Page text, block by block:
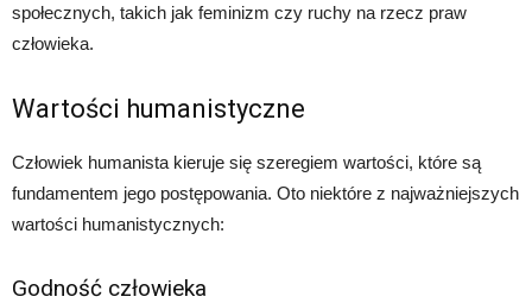
społecznych, takich jak feminizm czy ruchy na rzecz praw
człowieka.
Wartości humanistyczne
Człowiek humanista kieruje się szeregiem wartości, które są
fundamentem jego postępowania. Oto niektóre z najważniejszych
wartości humanistycznych:
Godność człowieka